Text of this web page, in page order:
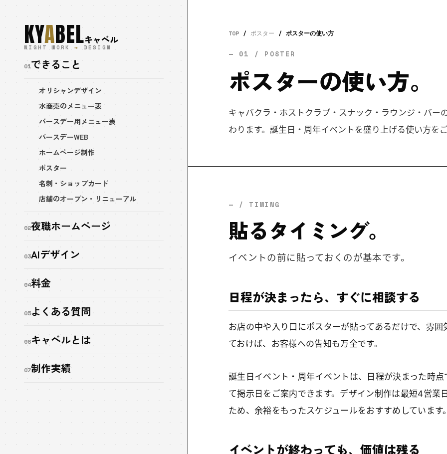
KYABELキャベル
NIGHT WORK→ DESIGN
01できること
オリシャンデザイン
水商売のメニュー表
バースデー用メニュー表
バースデーWEB
ホームページ制作
ポスター
名刺・ショップカード
店舗のオープン・リニューアル
02夜職ホームページ
03AIデザイン
04料金
05よくある質問
06キャベルとは
07制作実績
TOP / ポスター / ポスターの使い方
— 01 / POSTER
ポスターの使い方。
キャバクラ・ホストクラブ・スナック・ラウンジ・バ
わります。誕生日・周年イベントを盛り上げる使い方を
— / TIMING
貼るタイミング。
イベントの前に貼っておくのが基本です。
日程が決まったら、すぐに相談する
お店の中や入り口にポスターが貼ってあるだけで、雰
ておけば、お客様への告知も万全です。
誕生日イベント・周年イベントは、日程が決まった時
て掲示日をご案内できます。デザイン制作は最短4営
ため、余裕をもったスケジュールをおすすめしています
イベントが終わっても、価値は残る